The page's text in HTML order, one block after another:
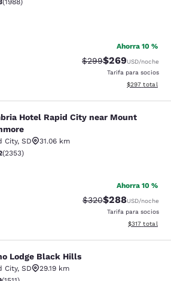
(1988)
Ahorra 10 %
Precio tachado:
$299Precio con
$269USD/noche
Tarifa para socios
Ver detalles
$297 total
Rapid City near
Hotel Rapid City near Mount
City, SD
31.06 km
de 4.19 estrellas. Muy bueno. 2353
(2353)
Ahorra 10 %
Precio tachado:
$320Precio con
$288USD/noche
Tarifa para socios
Ver detalles
$317 total
Black Hills
Lodge Black Hills
City, SD
29.19 km
de 2.92 estrellas. Feria. 1511 reseñas